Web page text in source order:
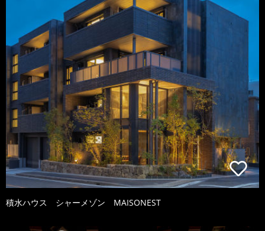
積水ハウス シャーメゾン MAISONEST